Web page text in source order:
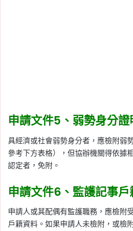
申請文件5、弱勢身分
具經濟或社會弱勢身分者，應檢附弱
參考下方表格），但協辦機關得依據
認定者，免附。
申請文件6、監護記事
申請人或其配偶有監護職務，應檢附
戶籍資料。如果申請人未檢附，或檢